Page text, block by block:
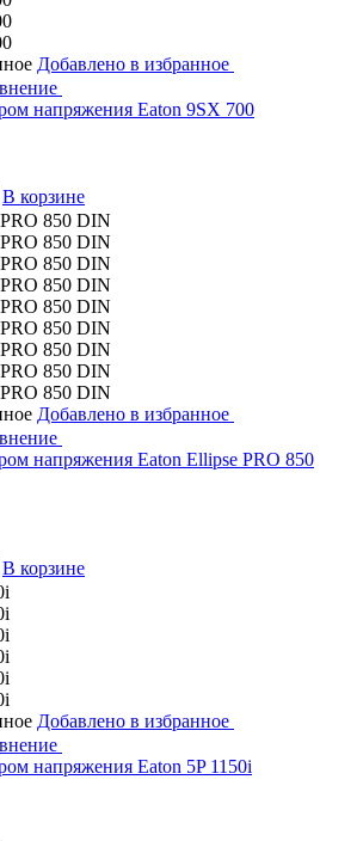
Добавлено в избранное
напряжения Eaton 9SX 700
В корзине
Добавлено в избранное
напряжения Eaton Ellipse PRO 850
В корзине
Добавлено в избранное
напряжения Eaton 5P 1150i